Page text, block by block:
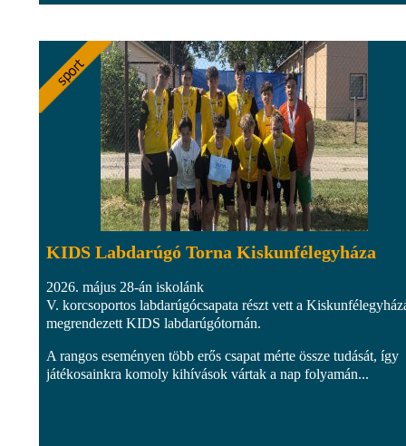
KIDS Labdarúgó Torna Kiskunfélegyháza
2026. május 28-án iskolánk
V. korcsoportos labdarúgócsapata részt vett a
megrendezett KIDS labdarúgótornán.
A rangos eseményen több erős csapat mérte össze tudását, így
játékosainkra komoly kihívások vártak a nap folyamán...